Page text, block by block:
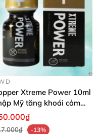
Xtreme Power 10ml
Mỹ tăng khoái cảm
hệ hiệu quả nhanh
-13%